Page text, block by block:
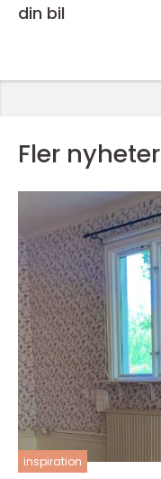
din bil
Fler nyheter
inspiration